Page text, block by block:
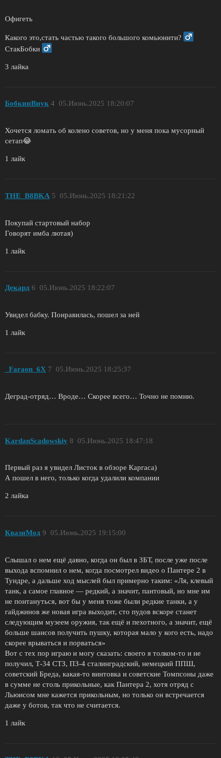
Офигеть
Какого это,стать частью такого большого комьюнити?
СтакБобки
3 лайка
БобкинВнук 05.Июнь.2025 18:20:07
4
Хочется ломать об колено советов, но у меня пока мусорный
сетап😂
1 лайк
THE_B8BKA 05.Июнь.2025 18:21:22
5
Покупай стартовый набор
Говорят имба лютая)
1 лайк
Декард 05.Июнь.2025 18:22:07
6
Увидел бабку. Понравилась, пошел за ней
1 лайк
_Faraon_6X 05.Июнь.2025 18:25:37
7
Деград-отряд… Вроде… Скорее всего… Точно не помню.
KardanScadowskiy 05.Июнь.2025 18:47:18
8
Первый раз я увидел Листок в обзоре Каргаса)
А пошел в него, только когда удалили компании
2 лайка
КвазиМод 05.Июнь.2025 19:15:00
9
Слышал о нем ещё давно, когда он был в ЗБТ, после уже после
выхода вспомнил о нем, когда посмотрел видео о Пантере 2 в
Тундре, а дальше ход мыслей был примерно таким: «Ля, клевый
танк, а самое главное — редкий, а значит, пантовый, но мне им
не понтануться, вот бы у меня тоже были редкие танки, а у
гайджинов же новая игра выходит, сто пудов вскоре станет
следующим музеем оружия, так ещё и пехотного, а значит, ещё
больше шансов получить пушку, которая мало у кого есть, надо
скорее врываться и порваться»
Вот с тех пор играю и могу сказать: своего я толком-то и не
получил, Т-34 СТЗ, ПЗ-4 сталинградский, немецкий ППШ,
советский Бреда, какая-то винтовка и советские Томпсоны даже
в сумме не столь прикольные, как Пантера 2, хотя отряд с
Льюисом мне кажется прикольным, но только он встречается
даже у ботов, так что не считается.
1 лайк